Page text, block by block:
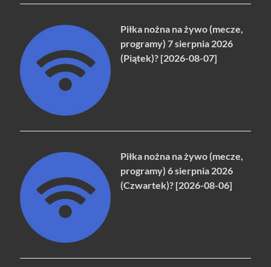
Piłka nożna na żywo (mecze,
programy) 7 sierpnia 2026
(Piątek)? [2026-08-07]
Piłka nożna na żywo (mecze,
programy) 6 sierpnia 2026
(Czwartek)? [2026-08-06]